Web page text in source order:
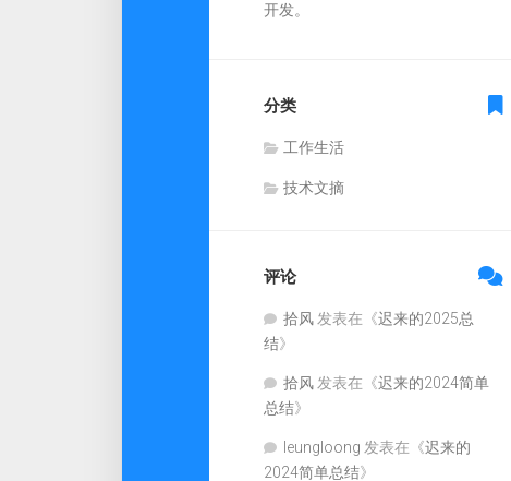
开发。
分类
工作生活
技术文摘
评论
拾风 发表在《迟来的2025总
结》
拾风 发表在《迟来的2024简单
总结》
leungloong 发表在《迟来的
2024简单总结》